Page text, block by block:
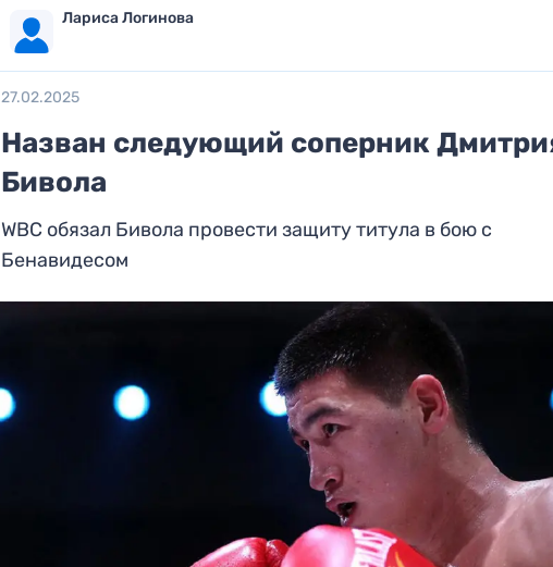
Лариса Логинова
27.02.2025
Назван следующий соперник
Бивола
WBC обязал Бивола провести защиту титула в бою с
Бенавидесом